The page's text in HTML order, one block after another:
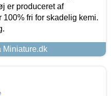
er produceret af
fri for skadelig kemi.
Miniature.dk